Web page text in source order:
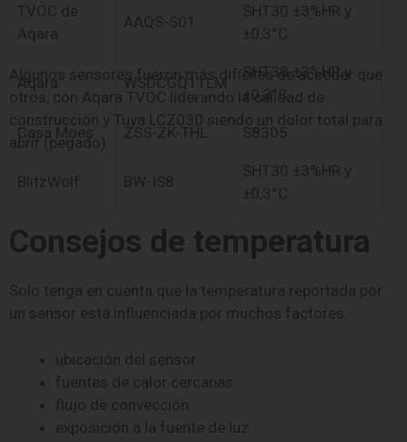
TVOC de
Aqara
AAQS-S01
SHT30 ±3%HR y
±0,3°C
Aqara WSDCGQ11LM
SHT30 ±3%HR y
±0,3°C
Casa Moes ZSS-ZK-THL S8305
BlitzWolf BW-IS8
SHT30 ±3%HR y
±0,3°C
Algunos sensores fueron más difíciles de acceder que
otros, con Aqara TVOC liderando la calidad de
construcción y Tuya LCZ030 siendo un dolor total para
abrir (pegado).
Consejos de temperatura
Solo tenga en cuenta que la temperatura reportada por
un sensor está influenciada por muchos factores:
ubicación del sensor
fuentes de calor cercanas
flujo de convección
exposición a la fuente de luz